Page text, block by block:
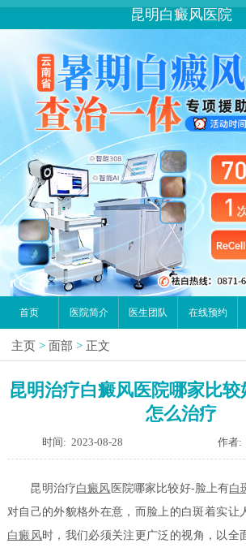
昆明白癜风医院
首页 医院简介 医生团队 在线预约
主页 > 面部 > 正文
昆明治疗白癜风医院哪家比
怎么治疗
时间: 2023-08-28 作者:
昆明治疗白癜风 医院哪家比较好-脸上有白
对自己的外貌格外在意，而脸上的白斑着实让
白癜风时，我们必须关注更广泛的视角，以全
请问你是有白斑、白癜风问题吗？